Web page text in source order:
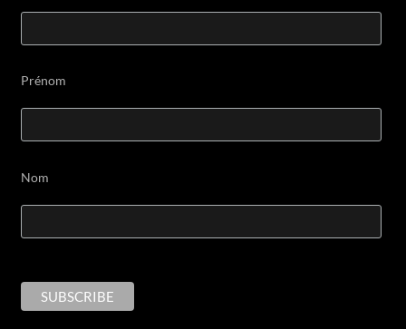
Prénom
Nom